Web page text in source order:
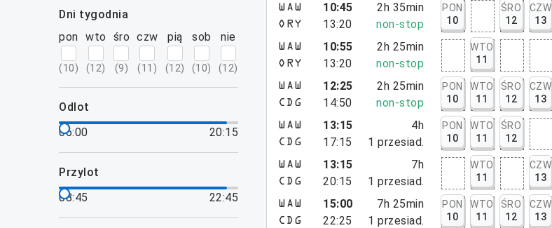
dni tygodnia
pon
(10)
wto
(12)
śro
(9)
czw
(11 )
pią
(12)
sob
(10)
nie
(12)
odlot
06:00
20:15
przylot
08:45
22:45
WAW
ORY
10:45
13:20
2h 35min
non-stop
PON
10
ŚRO
12
CZW
13
WAW
ORY
10:55
13:20
2h 25min
non-stop
WTO
11
WAW
CDG
12:25
14:50
2h 25min
non-stop
PON
10
WTO
11
ŚRO
12
CZW
13
WAW
CDG
13:15
17:15
4h
1 przesiad.
PON
10
WTO
11
ŚRO
12
WAW
CDG
13:15
20:15
7h
1 przesiad.
WTO
11
CZW
13
WAW
CDG
15:00
22:25
7h 25min
1 przesiad.
PON
10
WTO
11
ŚRO
12
CZW
13